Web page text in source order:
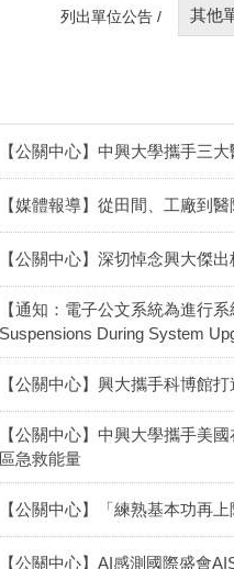
列出單位公告 / 其他
【公關中心】中興大學攜手三
【媒體報導】從田間、工廠到
【公關中心】深切悼念興大傑
【通知：電子公文系統為進行
Suspensions During System
【公關中心】興大攜手科博館
【公關中心】中興大學攜手美
區急救能量
【公關中心】「練熟基本功再
【公關中心】AI感測國際盛會